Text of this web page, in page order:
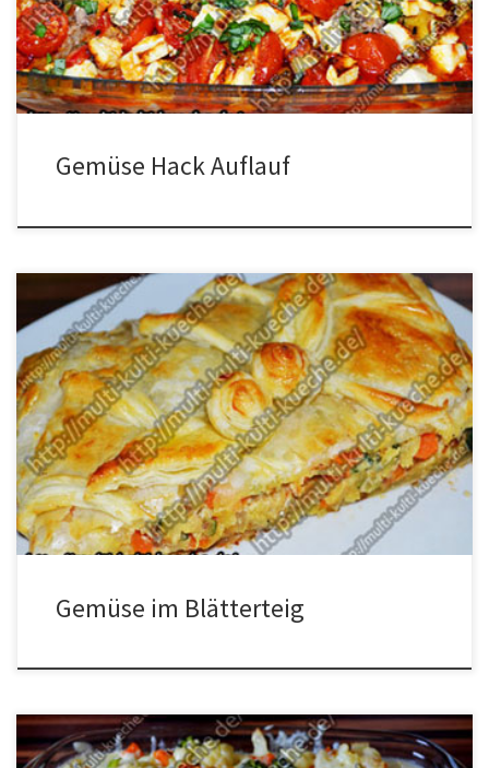
die Zwiebeln darin braten. Sobald die Zwiebeln weich geworden
[…]
Gemüse Hack Auflauf
Zutaten 2 Eier1 Blätterteig2 Zwiebeln2 Große Karotten2
Knoblauchzehen1 Zucchini3 EL. Creme fraicheSalz und Pfeffer
Zubereitung Das Gemüse klein schneiden und den Knoblauch
pressen. Etwas Öl in die Pfanne geben und die Zwiebeln darin
anbraten. Nun nach und nach das restliche Gemüse dazu geben.
Das Gemüse in eine Schüssel geben und […]
Gemüse im Blätterteig